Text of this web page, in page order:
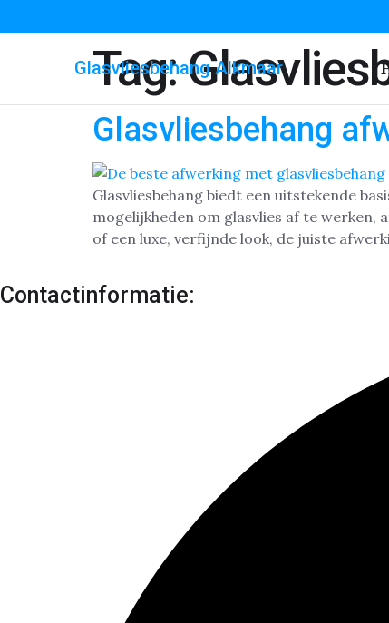
Glasvliesbehang Alkmaar
Tag:
Glasvliesbehang
Glasvliesbehang biedt een uitstekende
mogelijkheden om glasvlies af te
of een luxe, verfijnde look, de juiste
Contactinformatie: